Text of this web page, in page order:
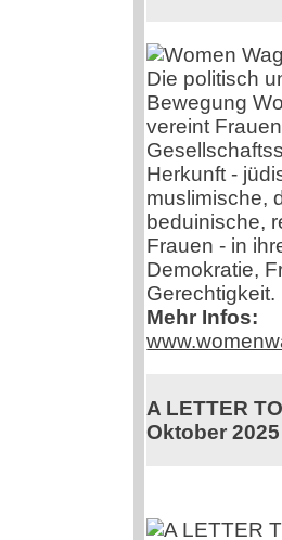
Die politisch
Bewegung
vereint
Herkunft -
muslimische,
beduinische,
Frauen - in
Demokratie,
Gerechtigkeit.
Mehr Infos:
A LETTER
Oktober 2025